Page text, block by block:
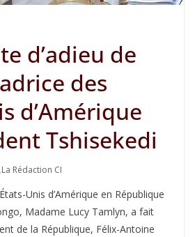
d’adieu de
des
d’Amérique
Tshisekedi
La Rédaction CI
Unis d’Amérique en République
Madame Lucy Tamlyn, a fait
de la République, Félix-Antoine